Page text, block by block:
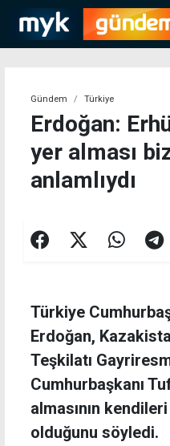
Gündem Türkiye
Erdoğan:
yer alması
anlamlıydı
Türkiye
Erdoğan,
Teşkilatı
Cumhurbaşkanı
almasının
olduğunu söyledi.